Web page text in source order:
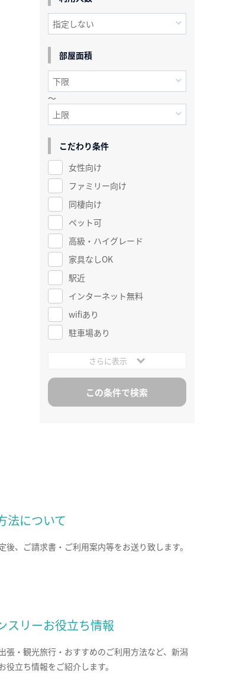
部屋面積
～
こだわり条件
女性向け
ファミリー向け
同棲向け
ペット可
高級・ハイグレード
家具なしOK
駅近
インターネット無料
wifiあり
駐車場あり
さらに表示
法について
後、ご請求書・ご利用案内等をお送り致します。
スリーお役立ち情報
張・観光旅行・おすすめのご利用方法など、新潟
役立ち情報をご紹介します。